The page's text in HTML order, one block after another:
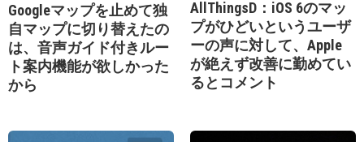
Googleマップを止めて独
自マップに切り替えたの
は、音声ガイド付きルー
ト案内機能が欲しかった
から
AllThingsD：iOS 6のマッ
プがひどいというユーザ
ーの声に対して、Apple
が絶えず改善に勤めてい
るとコメント